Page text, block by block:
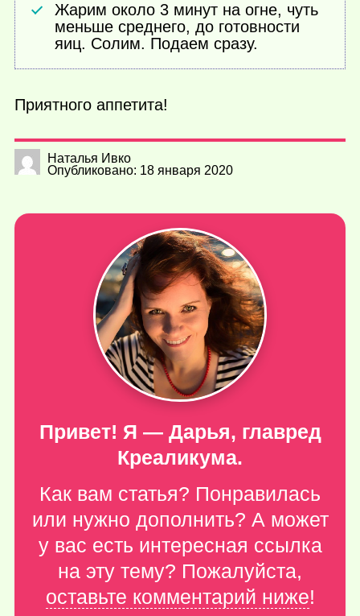
Жарим около 3 минут на огне, чуть
меньше среднего, до готовности
яиц. Солим. Подаем сразу.
Приятного аппетита!
Наталья Ивко
Опубликовано: 18 января 2020
Привет! Я — Дарья, главред
Креаликума.
Как вам статья? Понравилась
или нужно дополнить? А может
у вас есть интересная ссылка
на эту тему? Пожалуйста,
оставьте комментарий ниже!